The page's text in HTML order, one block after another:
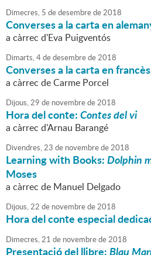
Dimecres, 5 dedesembrede2018
Converses a la carta en
a càrrec d'Eva Puigventós
Dimarts,4dedesembrede2018
Converses a la carta en
a càrrec de Carme Porcel
Dijous,29 de novembrede2018
Hora del conte:Contes del vi
a càrrec d'Arnau Barangé
Divendres,23 de novembrede2018
Learning with Books:Dolphin
Moses
a càrrec de Manuel Delgado
Dijous,22 de novembrede2018
Hora del conte especial
Dimecres,21 de novembrede2018
Presentació del llibre:Blau